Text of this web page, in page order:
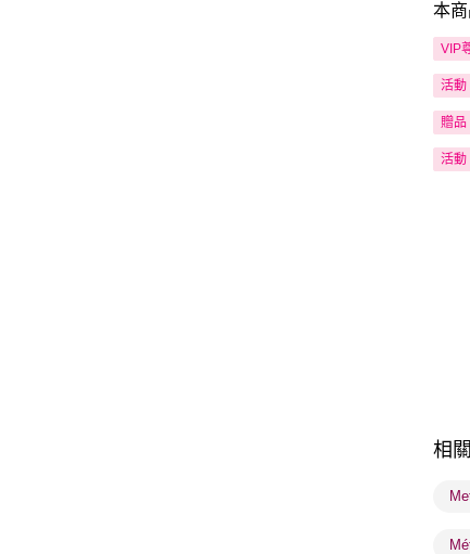
本
VIP
活動
贈品
活動
相